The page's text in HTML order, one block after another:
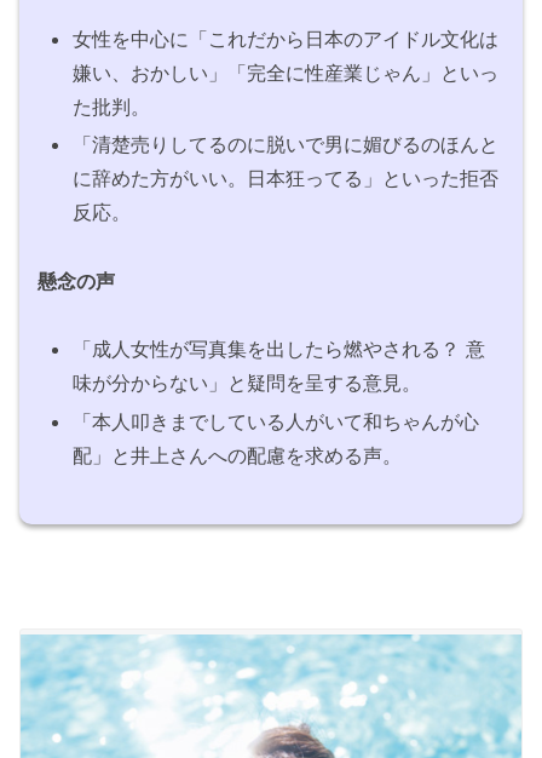
女性を中心に「これだから日本のアイドル文化は
嫌い、おかしい」「完全に性産業じゃん」といっ
た批判。
「清楚売りしてるのに脱いで男に媚びるのほんと
に辞めた方がいい。日本狂ってる」といった拒否
反応。
懸念の声
「成人女性が写真集を出したら燃やされる？ 意
味が分からない」と疑問を呈する意見。
「本人叩きまでしている人がいて和ちゃんが心
配」と井上さんへの配慮を求める声。